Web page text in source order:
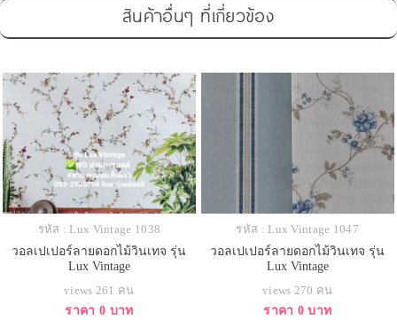
สินค้าอื่นๆ ที่เกี่ยวข้อง
รหัส : Lux Vintage 1038
วอลเปเปอร์ลายดอกไม้วินเทจ รุ่น
Lux Vintage
views 261 คน
ราคา 0 บาท
รหัส : Lux Vintage 1047
วอลเปเปอร์ลายดอกไม้วินเทจ รุ่น
Lux Vintage
views 270 คน
ราคา 0 บาท